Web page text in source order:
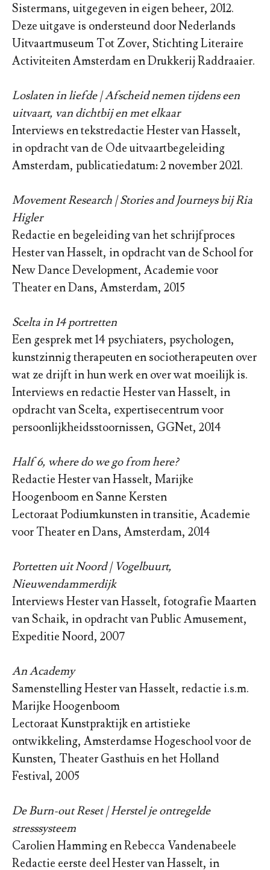
Sistermans, uitgegeven in eigen beheer, 2012.
Deze uitgave is ondersteund door Nederlands
Uitvaartmuseum Tot Zover, Stichting Literaire
Activiteiten Amsterdam en Drukkerij Raddraaier.
Loslaten in liefde | Afscheid nemen tijdens een
uitvaart, van dichtbij en met elkaar
Interviews en tekstredactie Hester van Hasselt,
in opdracht van de Ode uitvaartbegeleiding
Amsterdam, publicatiedatum: 2 november 2021.
Movement Research | Stories and Journeys bij Ria
Higler
Redactie en begeleiding van het schrijfproces
Hester van Hasselt, in opdracht van de School for
New Dance Development, Academie voor
Theater en Dans, Amsterdam, 2015
Scelta in 14 portretten
Een gesprek met 14 psychiaters, psychologen,
kunstzinnig therapeuten en sociotherapeuten over
wat ze drijft in hun werk en over wat moeilijk is.
Interviews en redactie Hester van Hasselt, in
opdracht van Scelta, expertisecentrum voor
persoonlijkheidsstoornissen, GGNet, 2014
Half 6, where do we go from here?
Redactie Hester van Hasselt, Marijke
Hoogenboom en Sanne Kersten
Lectoraat Podiumkunsten in transitie, Academie
voor Theater en Dans, Amsterdam, 2014
Portetten uit Noord | Vogelbuurt,
Nieuwendammerdijk
Interviews Hester van Hasselt, fotografie Maarten
van Schaik, in opdracht van Public Amusement,
Expeditie Noord, 2007
An Academy
Samenstelling Hester van Hasselt, redactie i.s.m.
Marijke Hoogenboom
Lectoraat Kunstpraktijk en artistieke
ontwikkeling, Amsterdamse Hogeschool voor de
Kunsten, Theater Gasthuis en het Holland
Festival, 2005
De Burn-out Reset | Herstel je ontregelde
stresssysteem
Carolien Hamming en Rebecca Vandenabeele
Redactie eerste deel Hester van Hasselt, in